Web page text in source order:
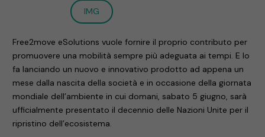
IMG
Free2move eSolutions vuole fornire il proprio contributo per
promuovere una mobilità sempre più adeguata ai tempi. E lo
fa lanciando un nuovo e innovativo prodotto ad appena un
mese dalla nascita della società e in occasione della giornata
mondiale dell’ambiente in cui domani, sabato 5 giugno, sarà
ufficialmente presentato il decennio delle Nazioni Unite per il
ripristino dell’ecosistema.